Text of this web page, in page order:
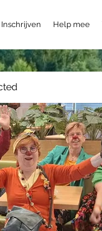
Inschrijven Help mee